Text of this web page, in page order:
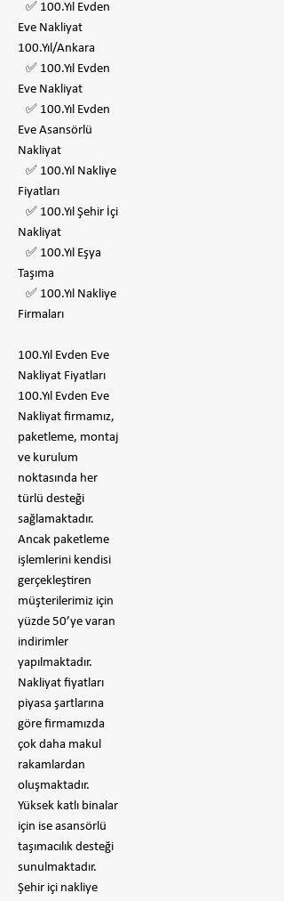
✅ 100.Yıl Evden
Eve Nakliyat
100.Yıl/Ankara
✅ 100.Yıl Evden
Eve Nakliyat
✅ 100.Yıl Evden
Eve Asansörlü
Nakliyat
✅ 100.Yıl Nakliye
Fiyatları
✅ 100.Yıl Şehir İçi
Nakliyat
✅ 100.Yıl Eşya
Taşıma
✅ 100.Yıl Nakliye
Firmaları
100.Yıl Evden Eve
Nakliyat Fiyatları
100.Yıl Evden Eve
Nakliyat firmamız,
paketleme, montaj
ve kurulum
noktasında her
türlü desteği
sağlamaktadır.
Ancak paketleme
işlemlerini kendisi
gerçekleştiren
müşterilerimiz için
yüzde 50’ye varan
indirimler
yapılmaktadır.
Nakliyat fiyatları
piyasa şartlarına
göre firmamızda
çok daha makul
rakamlardan
oluşmaktadır.
Yüksek katlı binalar
için ise asansörlü
taşımacılık desteği
sunulmaktadır.
Şehir içi nakliye